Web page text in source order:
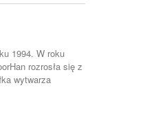
1994. W roku
rozrosła się z
wytwarza